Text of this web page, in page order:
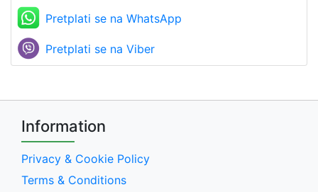
Pretplati se na WhatsApp
Pretplati se na Viber
Information
Privacy & Cookie Policy
Terms & Conditions